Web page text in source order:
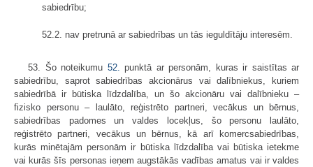
sabiedrību;
52.2. nav pretrunā ar sabiedrības un tās ieguldītāju interesēm.
53. Šo noteikumu 52.
punktā ar personām, kuras ir saistītas ar
sabiedrību, saprot sabiedrības akcionārus vai dalībniekus, kuriem
sabiedrībā ir būtiska līdzdalība, un šo akcionāru vai dalībnieku –
fizisko personu – laulāto, reģistrēto partneri, vecākus un bērnus,
sabiedrības padomes un valdes locekļus, šo personu laulāto,
reģistrēto partneri, vecākus un bērnus, kā arī komercsabiedrības,
kurās minētajām personām ir būtiska līdzdalība vai būtiska ietekme
vai kurās šīs personas ieņem augstākās vadības amatus vai ir valdes